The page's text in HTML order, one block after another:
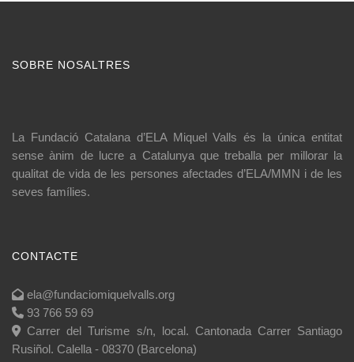
SOBRE NOSALTRES
La Fundació Catalana d’ELA Miquel Valls és la única entitat
sense ànim de lucre a Catalunya que treballa per millorar la
qualitat de vida de les persones afectades d’ELA/MMN i de les
seves famílies.
CONTACTE
ela@fundaciomiquelvalls.org
93 766 59 69
Carrer del Turisme s/n, local. Cantonada Carrer Santiago
Rusiñol. Calella - 08370 (Barcelona)